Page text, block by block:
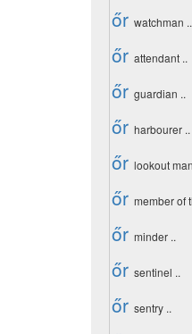
őr watchman ..
őr attendant ..
őr guardian ..
őr harbourer ..
őr lookout
őr member of
őr minder ..
őr sentinel ..
őr sentry ..